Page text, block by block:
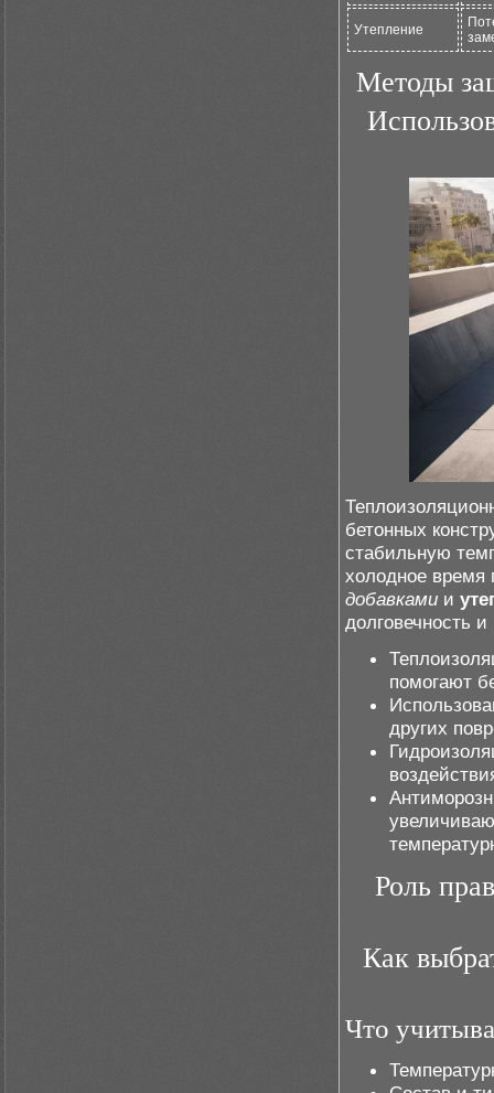
Утепление
Методы
бетонных
стабильную
холодное время
добавками и
долговечность
помогают
других
Роль
Как
Что